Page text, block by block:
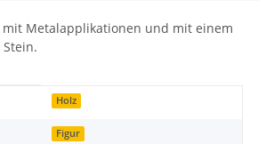
mit Metalapplikationen und mit einem
Holz
Figur